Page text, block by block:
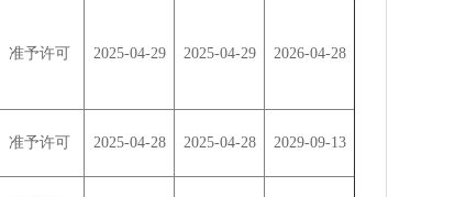
准予许可 2025-04-29 2025-04-29 2026-04-28
准予许可 2025-04-28 2025-04-28 2029-09-13